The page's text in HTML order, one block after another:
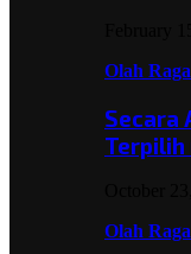
Olah Raga
Secara
Terpilih
Olah Raga